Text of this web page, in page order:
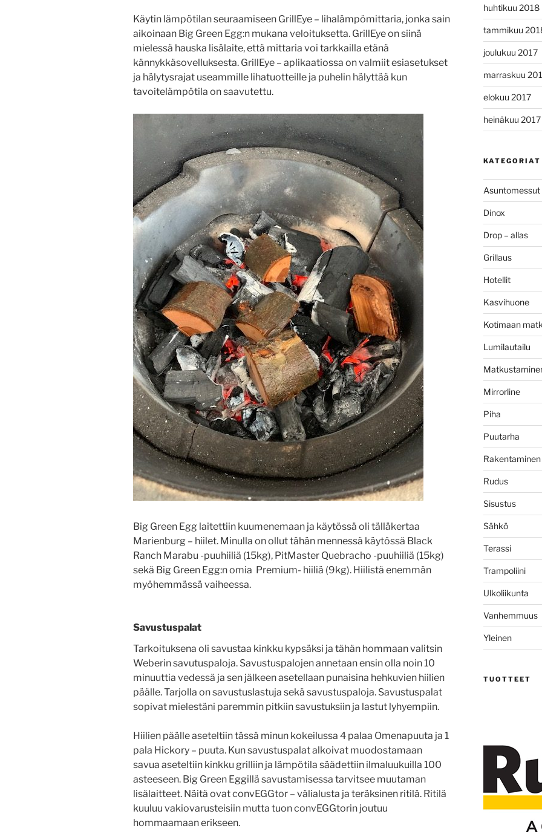
Käytin lämpötilan seuraamiseen GrillEye – lihalämpömittaria, jonka sain
aikoinaan Big Green Egg:n mukana veloituksetta. GrillEye on siinä
mielessä hauska lisälaite, että mittaria voi tarkkailla etänä
kännykkäsovelluksesta. GrillEye – aplikaatiossa on valmiit esiasetukset
ja hälytysrajat useammille lihatuotteille ja puhelin hälyttää kun
tavoitelämpötila on saavutettu.
Big Green Egg laitettiin kuumenemaan ja käytössä oli tälläkertaa
Marienburg – hiilet. Minulla on ollut tähän mennessä käytössä Black
Ranch Marabu -puuhiiliä (15kg), PitMaster Quebracho -puuhiiliä (15kg)
sekä Big Green Egg:n omia Premium- hiiliä (9kg). Hiilistä enemmän
myöhemmässä vaiheessa.
Savustuspalat
Tarkoituksena oli savustaa kinkku kypsäksi ja tähän hommaan valitsin
Weberin savutuspaloja. Savustuspalojen annetaan ensin olla noin 10
minuuttia vedessä ja sen jälkeen asetellaan punaisina hehkuvien hiilien
päälle. Tarjolla on savustuslastuja sekä savustuspaloja. Savustuspalat
sopivat mielestäni paremmin pitkiin savustuksiin ja lastut lyhyempiin.
Hiilien päälle aseteltiin tässä minun kokeilussa 4 palaa Omenapuuta ja 1
pala Hickory – puuta. Kun savustuspalat alkoivat muodostamaan
savua aseteltiin kinkku grilliin ja lämpötila säädettiin ilmaluukuilla 100
asteeseen. Big Green Eggillä savustamisessa tarvitsee muutaman
lisälaitteet. Näitä ovat convEGGtor – välialusta ja teräksinen ritilä. Ritilä
kuuluu vakiovarusteisiin mutta tuon convEGGtorin joutuu
hommaamaan erikseen.
huhtikuu 2018
tammikuu
joulukuu 2017
marraskuu
elokuu 2017
heinäkuu 2017
KATEGORIAT
Asuntomessut
Dinox
Drop – allas
Grillaus
Hotellit
Kasvihuone
Kotimaan
Lumilautailu
Mirrorline
Piha
Puutarha
Rakentaminen
Rudus
Sisustus
Sähkö
Terassi
Trampoliini
Ulkoliikunta
Vanhemmuus
Yleinen
TUOTTEET